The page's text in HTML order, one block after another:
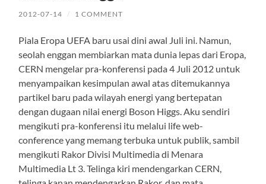
2012-07-14 / 1 COMMENT
Piala Eropa UEFA baru usai dini awal Juli ini. Namun,
seolah enggan membiarkan mata dunia lepas dari Eropa,
CERN mengelar pra-konferensi pada 4 Juli 2012 untuk
menyampaikan kesimpulan awal atas ditemukannya
partikel baru pada wilayah energi yang bertepatan
dengan dugaan nilai energi Boson Higgs. Aku sendiri
mengikuti pra-konferensi itu melalui life web-
conference yang memang terbuka untuk publik, sambil
mengikuti Rakor Divisi Multimedia di Menara
Multimedia Lt 3. Telinga kiri mendengarkan CERN,